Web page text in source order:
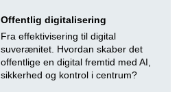
Offentlig digitalisering
Fra effektivisering til digital
suverænitet. Hvordan skaber det
offentlige en digital fremtid med AI,
sikkerhed og kontrol i centrum?